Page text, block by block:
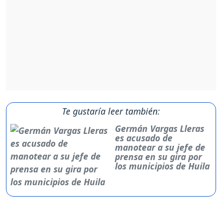
Te gustaría leer también:
Germán Vargas Lleras
es acusado de
manotear a su jefe de
prensa en su gira por
los municipios de Huila